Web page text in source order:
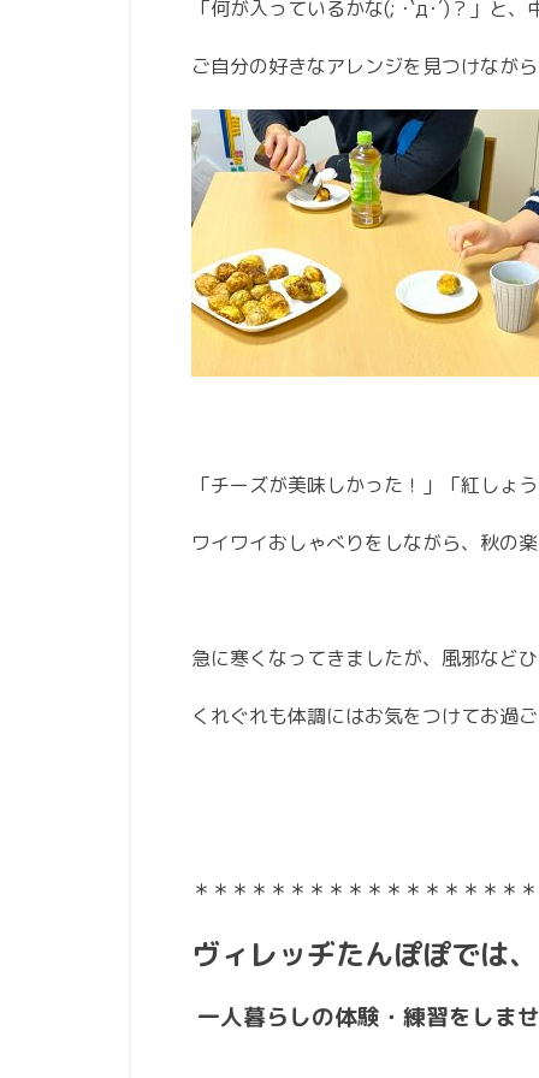
「何が入っているかな(; ･`д･´)？」と
ご自分の好きなアレンジを見つけなが
「チーズが美味しかった！」「紅しょ
ワイワイおしゃべりをしながら、秋の
急に寒くなってきましたが、風邪など
くれぐれも体調にはお気をつけてお過
＊＊＊＊＊＊＊＊＊＊＊＊＊＊＊＊＊
ヴィレッヂたんぽぽでは
一人暮らしの体験・練習をしま